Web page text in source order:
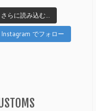
さらに読み込む...
Instagram でフォロー